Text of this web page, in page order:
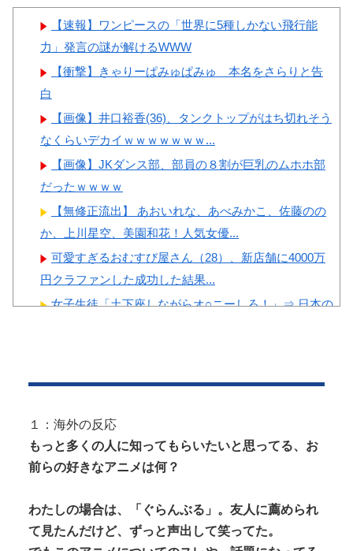
女ｗｗｗ
Powered by livedoor 相互RSS
韓国人「この夏、韓国人が東
京へ行くしかない理由がこち
ら…」→「快適そうでめちゃく
ちゃ羨ましい…（ﾌﾞﾙﾌﾞﾙ」＝
韓国人「韓国に10年間の出場
権剥奪や過去ワールドカップ、
オリンピック予選の記録削除を
ディアが報道！」
韓国人「韓国人の日本への好
感度が最高記録を達成した理
由」
【速報】ワンピースの「世界に5種しかない飛行能
力」発言の謎が解けるWWW
【衝撃】きゃりーぱみゅぱみゅ 本名をさらりと告
白
【画像】井口裕香(36)、タンクトップがはち切れそう
なくらいデカイｗｗｗｗｗｗｗ...
【画像】JKダンス部、部員の８割が巨乳のムホホ部
だったｗｗｗｗ
【無修正流出】 あおいれな、あべみかこ、佐藤のの
か、上川星空、美園和花！人気女優...
可愛すぎるおむすび屋さん（28）、新店舗に4000万
円クラファンした成功した結果...
女子生徒「土下座しながらオ○ニーしろ！」⇒ 日本の
られたら全力で拒否るｗｗｗｗｗｗ...
【エ□漫画】 エ●チでだらしなく変貌してしまったい
とこのお姉ちゃんにチン○ン搾り...
１：海外の反応
もっと多くの人に知ってもらいたいと思ってる、お
前らの好きなアニメは何？
わたしの場合は、「ぐらんぶる」。友人に薦められ
て見たんだけど、ずっと声出して笑ってた。